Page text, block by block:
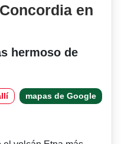
en
hermoso de
mapas de Google